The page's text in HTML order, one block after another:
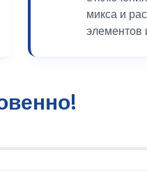
микса и
элементов